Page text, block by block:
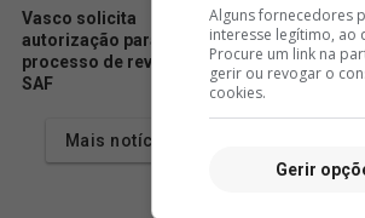
Vasco solicita
autorização para iniciar
processo de revenda da
SAF
JP está a
clube
Mais notícias
Alguns fornecedores
interesse legítimo,
Procure um link na
gerir ou revogar o
cookies.
Gerir